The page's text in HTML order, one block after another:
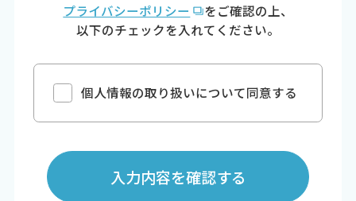
プライバシーポリシー
をご確認の上、
以下のチェックを入れてください。
個人情報の取り扱いについて同意する
入力内容を確認する